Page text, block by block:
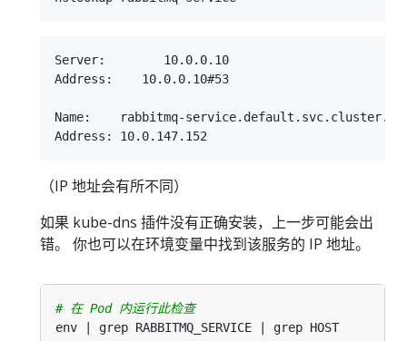
Server:        10.0.0.10
Address:    10.0.0.10#53
Name:    rabbitmq-
（IP 地址会有所不同）
如果 kube-dns 插件没有正确安装，上一步可能会出
错。 你也可以在环境变量中找到该服务的 IP 地址。
# 在 Pod 内运行此检查